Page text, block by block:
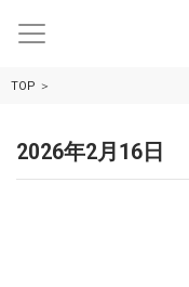
TOP
2026年2月16日